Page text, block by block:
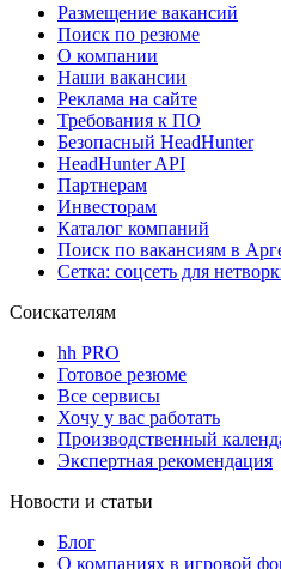
Размещение вакансий
Поиск по резюме
О компании
Наши вакансии
Реклама на сайте
Требования к ПО
Безопасный HeadHunter
HeadHunter API
Партнерам
Инвесторам
Каталог компаний
Поиск по вакансиям в
Сетка: соцсеть для
Соискателям
hh PRO
Готовое резюме
Все сервисы
Хочу у вас работать
Производственный
Экспертная рекомендация
Новости и статьи
Блог
О компаниях в игровой